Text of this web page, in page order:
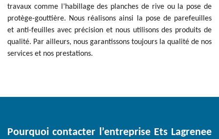
travaux comme l’habillage des planches de rive ou la pose de
protège-gouttière. Nous réalisons ainsi la pose de parefeuilles
et anti-feuilles avec précision et nous utilisons des produits de
qualité. Par ailleurs, nous garantissons toujours la qualité de nos
services et nos prestations.
Pourquoi contacter l’entreprise Ets Lagrenee